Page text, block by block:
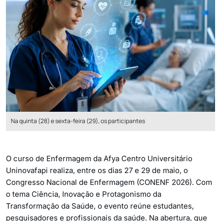
Na quinta (28) e sexta-feira (29), os participantes
O curso de Enfermagem da Afya Centro Universitário
Uninovafapi realiza, entre os dias 27 e 29 de maio, o
Congresso Nacional de Enfermagem (CONENF 2026). Com
o tema Ciência, Inovação e Protagonismo da
Transformação da Saúde, o evento reúne estudantes,
pesquisadores e profissionais da saúde. Na abertura, que